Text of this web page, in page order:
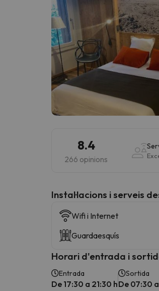
Vaja! Sembla que el
8.4
266 opinions
Instal·lacions i serveis
Wifi i Internet
Guardaesquís
Horari d'entrada i
Entrada
De 17:30 a 21:30 h
Sortida
De 07:30